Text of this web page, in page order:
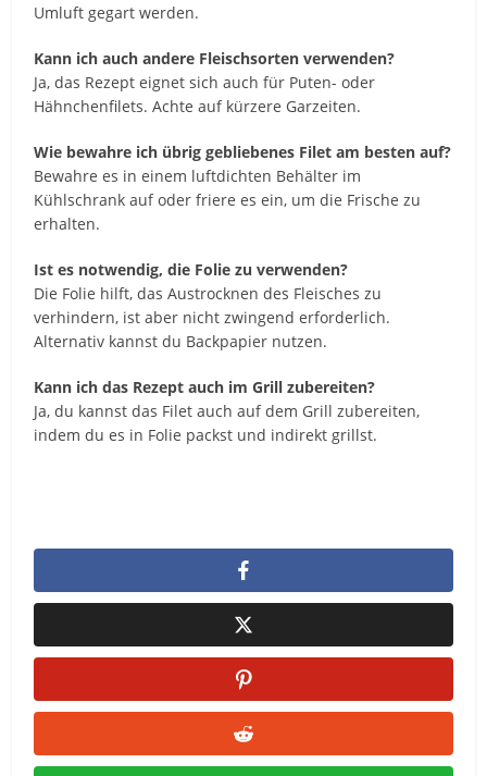
Umluft gegart werden.
Kann ich auch andere Fleischsorten verwenden?
Ja, das Rezept eignet sich auch für Puten- oder
Hähnchenfilets. Achte auf kürzere Garzeiten.
Wie bewahre ich übrig gebliebenes Filet am besten auf?
Bewahre es in einem luftdichten Behälter im
Kühlschrank auf oder friere es ein, um die Frische zu
erhalten.
Ist es notwendig, die Folie zu verwenden?
Die Folie hilft, das Austrocknen des Fleisches zu
verhindern, ist aber nicht zwingend erforderlich.
Alternativ kannst du Backpapier nutzen.
Kann ich das Rezept auch im Grill zubereiten?
Ja, du kannst das Filet auch auf dem Grill zubereiten,
indem du es in Folie packst und indirekt grillst.